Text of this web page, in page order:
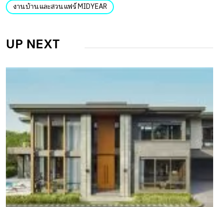
งานบ้านและสวนแฟร์ MIDYEAR
UP NEXT